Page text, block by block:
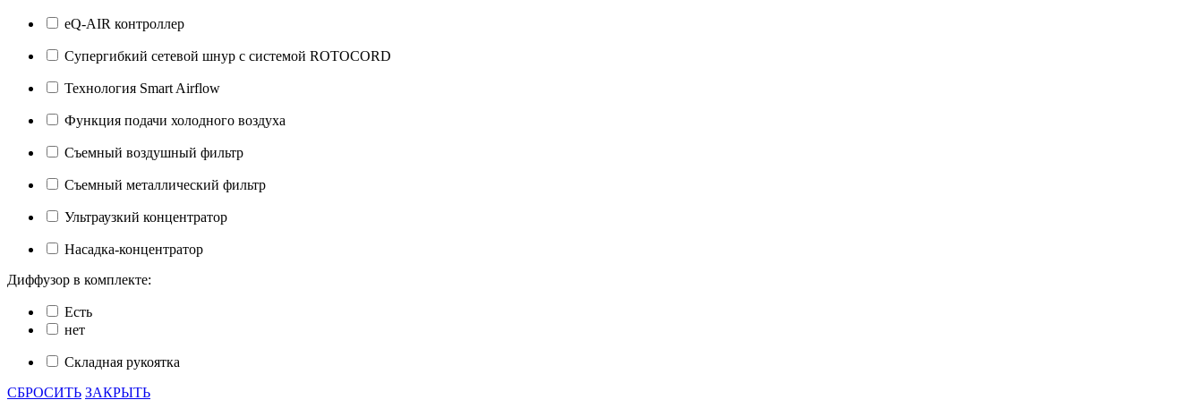
eQ-AIR контроллер
Супергибкий сетевой шнур с системой ROTOCORD
Технология Smart Airflow
Функция подачи холодного воздуха
Съемный воздушный фильтр
Съемный металлический фильтр
Ультраузкий концентратор
Насадка-концентратор
Диффузор в комплекте:
Есть
нет
Складная рукоятка
СБРОСИТЬ ЗАКРЫТЬ